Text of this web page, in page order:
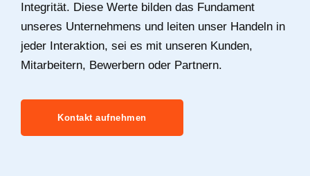
Integrität. Diese Werte bilden das Fundament
unseres Unternehmens und leiten unser Handeln in
jeder Interaktion, sei es mit unseren Kunden,
Mitarbeitern, Bewerbern oder Partnern.
Kontakt aufnehmen